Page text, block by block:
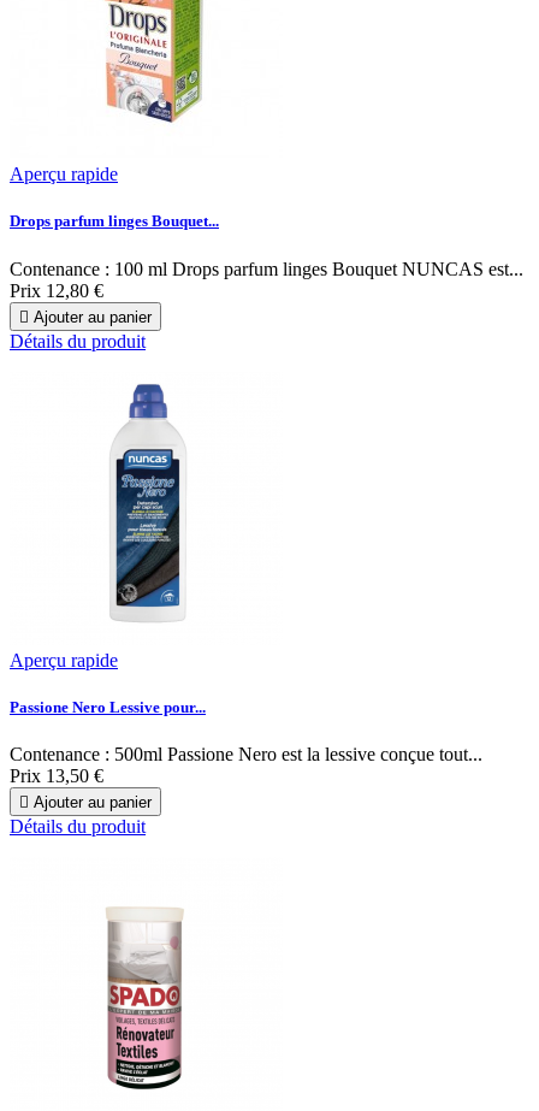
Aperçu rapide
Drops parfum linges Bouquet...
Contenance : 100 ml Drops parfum linges Bouquet NUNCAS est...
Prix 12,80 €
 Ajouter au panier
Détails du produit
Aperçu rapide
Passione Nero Lessive pour...
Contenance : 500ml Passione Nero est la lessive conçue tout...
Prix 13,50 €
 Ajouter au panier
Détails du produit